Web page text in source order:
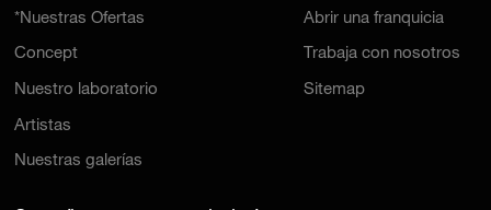
*Nuestras Ofertas
Concept
Nuestro laboratorio
Artistas
Nuestras galerías
Abrir una franquicia
Trabaja con nosotros
Sitemap